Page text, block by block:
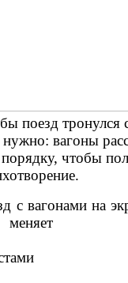
тронулся с
вагоны
чтобы
вагонами на
вагоны